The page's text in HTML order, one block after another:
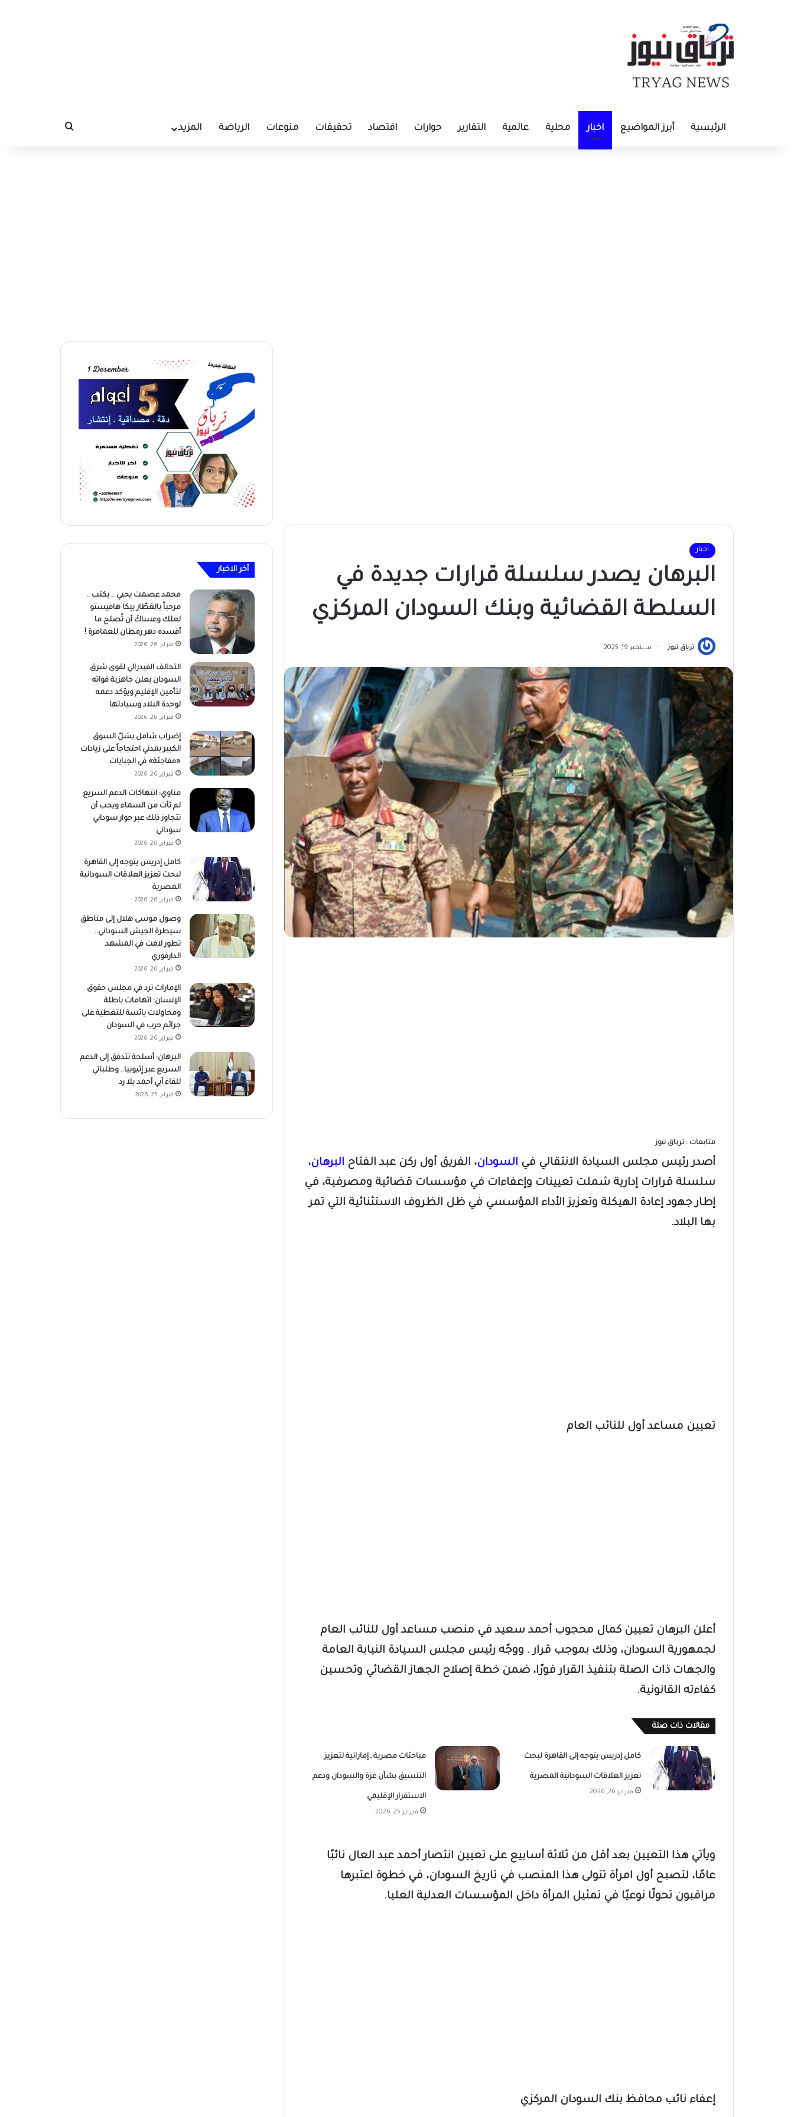
الرئيسية أبرز المواضيع اخبار محلية عالمية التقارير حوارات اقتصاد تحقيقات منوعات الرياضة المزيد بحث عن
اخبار
البرهان يصدر سلسلة قرارات جديدة في
السلطة القضائية وبنك السودان المركزي
ترياق نيوز سبتمبر 19, 2025
متابعات : ترياق نيوز
أصدر رئيس مجلس السيادة الانتقالي في السودان، الفريق أول ركن عبد الفتاح البرهان،
سلسلة قرارات إدارية شملت تعيينات وإعفاءات في مؤسسات قضائية ومصرفية، في
إطار جهود إعادة الهيكلة وتعزيز الأداء المؤسسي في ظل الظروف الاستثنائية التي تمر
بها البلاد.
تعيين مساعد أول للنائب العام
أعلن البرهان تعيين كمال محجوب أحمد سعيد في منصب مساعد أول للنائب العام
لجمهورية السودان، وذلك بموجب قرار . ووجّه رئيس مجلس السيادة النيابة العامة
والجهات ذات الصلة بتنفيذ القرار فورًا، ضمن خطة إصلاح الجهاز القضائي وتحسين
كفاءته القانونية.
مقالات ذات صلة
كامل إدريس يتوجه إلى القاهرة لبحث
تعزيز العلاقات السودانية المصرية
فبراير 26, 2026
مباحثات مصرية ـ إماراتية لتعزيز
التنسيق بشأن غزة والسودان ودعم
الاستقرار الإقليمي
فبراير 25, 2026
ويأتي هذا التعيين بعد أقل من ثلاثة أسابيع على تعيين انتصار أحمد عبد العال نائبًا
عامًا، لتصبح أول امرأة تتولى هذا المنصب في تاريخ السودان، في خطوة اعتبرها
مراقبون تحولًا نوعيًا في تمثيل المرأة داخل المؤسسات العدلية العليا.
إعفاء نائب محافظ بنك السودان المركزي
أخر الاخبار
محمد عصمت يحيي .. يكتب ..
مرحباً بالعَطّار بيكا هافيستو
لعلك وعساكَ أن تُصلح ما
أفسده دهر رمطان للعمامرة !
فبراير 26, 2026
التحالف الفيدرالي لقوى شرق
السودان يعلن جاهزية قواته
لتأمين الإقليم ويؤكد دعمه
لوحدة البلاد وسيادتها
فبراير 26, 2026
إضراب شامل يشلّ السوق
الكبير بمدني احتجاجاً على زيادات
«مفاجئة» في الجبايات
فبراير 26, 2026
مناوي: انتهاكات الدعم السريع
لم تأت من السماء ويجب أن
تتجاوز ذلك عبر حوار سوداني
سوداني
فبراير 26, 2026
كامل إدريس يتوجه إلى القاهرة
لبحث تعزيز العلاقات السودانية
المصرية
فبراير 26, 2026
وصول موسى هلال إلى مناطق
سيطرة الجيش السوداني..
تطور لافت في المشهد
الدارفوري
فبراير 26, 2026
الإمارات ترد في مجلس حقوق
الإنسان: اتهامات باطلة
ومحاولات يائسة للتغطية على
جرائم حرب في السودان
فبراير 26, 2026
البرهان: أسلحة تتدفق إلى الدعم
السريع عبر إثيوبيا.. وطلباتي
للقاء آبي أحمد بلا رد
فبراير 25, 2026